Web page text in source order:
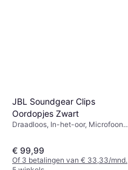
JBL Soundgear Clips
Oordopjes Zwart
Draadloos, In-het-oor, Microfoon,
€ 99,99
Of 3 betalingen van € 33,33/mnd.